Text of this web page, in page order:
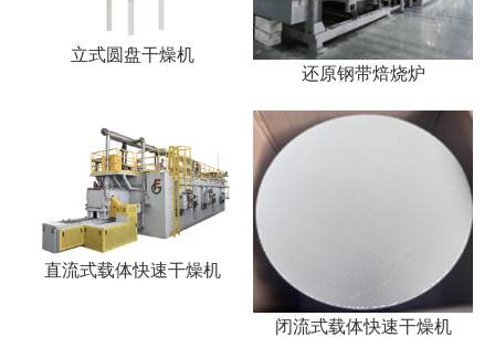
立式圆盘干燥机
还原钢带焙烧炉
直流式载体快速干燥机
闭流式载体快速干燥机